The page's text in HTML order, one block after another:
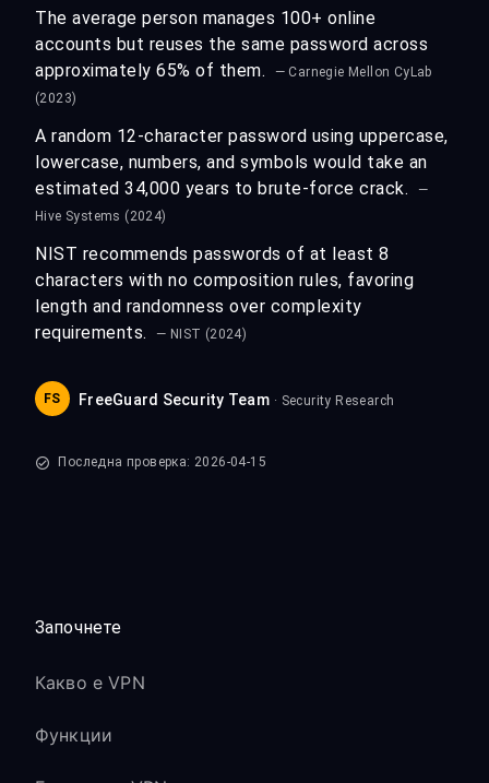
The average person manages 100+ online
accounts but reuses the same password across
approximately 65% of them.
— Carnegie Mellon CyLab
(2023)
A random 12-character password using uppercase,
lowercase, numbers, and symbols would take an
estimated 34,000 years to brute-force crack.
—
Hive Systems (2024)
NIST recommends passwords of at least 8
characters with no composition rules, favoring
length and randomness over complexity
requirements.
— NIST (2024)
FS FreeGuard Security Team · Security Research
Последна проверка: 2026-04-15
Започнете
Какво е VPN
Функции